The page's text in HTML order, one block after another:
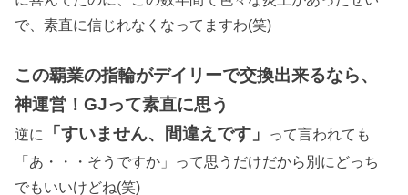
で、素直に信じれなくなってますわ(笑)
この覇業の指輪がデイリーで交換出来るなら、
神運営！GJって素直に思う
逆に 「すいません、間違えです」
って言われても
「あ・・・そうですか」って思うだけだから別にどっち
でもいいけどね(笑)